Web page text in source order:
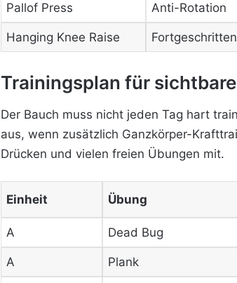
Pallof Press Anti-Rotation
Hanging Knee Raise
Trainingsplan für
Der Bauch muss nicht jeden Tag hart
aus, wenn zusätzlich Ganzkörper-
Drücken und vielen freien Übungen mit.
Einheit Übung
A Dead Bug
A Plank